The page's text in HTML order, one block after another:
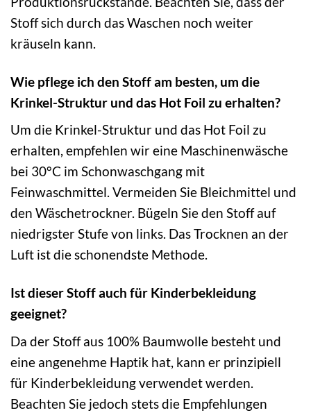
Stoff sich durch das Waschen noch weiter
kräuseln kann.
Wie pflege ich den Stoff am besten, um die
Krinkel-Struktur und das Hot Foil zu erhalten?
Um die Krinkel-Struktur und das Hot Foil zu
erhalten, empfehlen wir eine Maschinenwäsche
bei 30°C im Schonwaschgang mit
Feinwaschmittel. Vermeiden Sie Bleichmittel und
den Wäschetrockner. Bügeln Sie den Stoff auf
niedrigster Stufe von links. Das Trocknen an der
Luft ist die schonendste Methode.
Ist dieser Stoff auch für Kinderbekleidung
geeignet?
Da der Stoff aus 100% Baumwolle besteht und
eine angenehme Haptik hat, kann er prinzipiell
für Kinderbekleidung verwendet werden.
Beachten Sie jedoch stets die Empfehlungen